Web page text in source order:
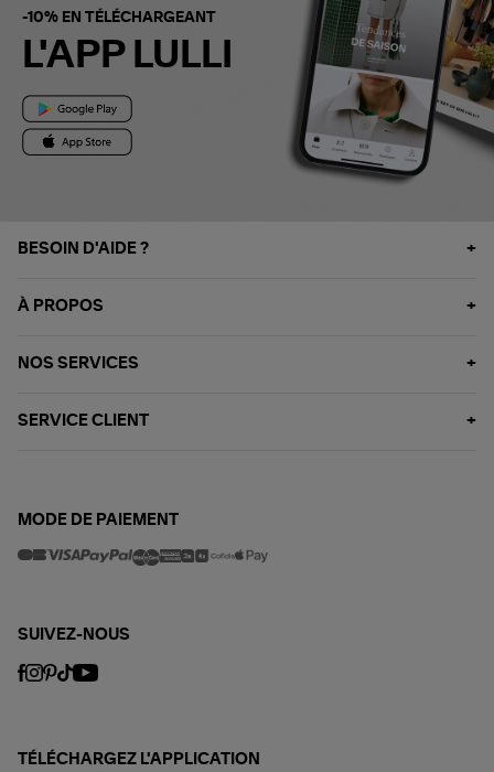
-10% EN TÉLÉCHARGEANT
L'APP LULLI
BESOIN D'AIDE ?
À PROPOS
NOS SERVICES
SERVICE CLIENT
MODE DE PAIEMENT
SUIVEZ-NOUS
TÉLÉCHARGEZ L'APPLICATION